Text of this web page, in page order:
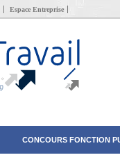
Espace Entreprise
CONCOURS FONCTION